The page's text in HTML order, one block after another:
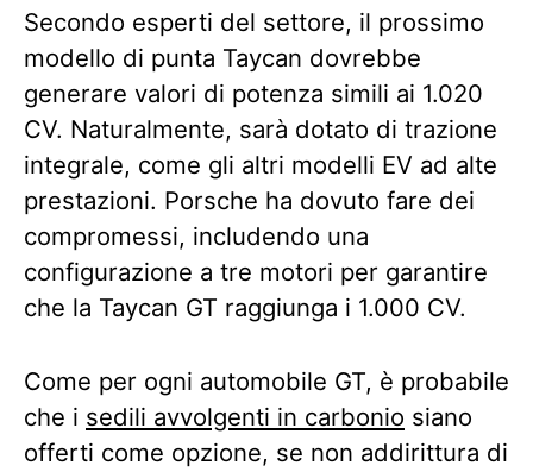
Secondo esperti del settore, il prossimo
modello di punta Taycan dovrebbe
generare valori di potenza simili ai 1.020
CV. Naturalmente, sarà dotato di trazione
integrale, come gli altri modelli EV ad alte
prestazioni. Porsche ha dovuto fare dei
compromessi, includendo una
configurazione a tre motori per garantire
che la Taycan GT raggiunga i 1.000 CV.
Come per ogni automobile GT, è probabile
che i sedili avvolgenti in carbonio siano
offerti come opzione, se non addirittura di